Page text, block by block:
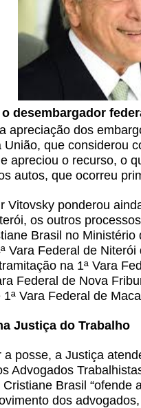
desembargador
apreciação dos
União, que considerou
apreciou o recurso, o
autos, que ocorreu
Vitovsky ponderou
os outros
Brasil no
Vara Federal de
na 1ª Vara
Federal de Nova
Vara Federal de
Justiça do Trabalho
a posse, a Justiça
Advogados
Brasil “ofende
dos